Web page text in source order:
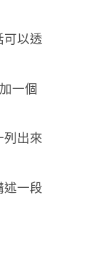
可以透
一個
列出來
述一段